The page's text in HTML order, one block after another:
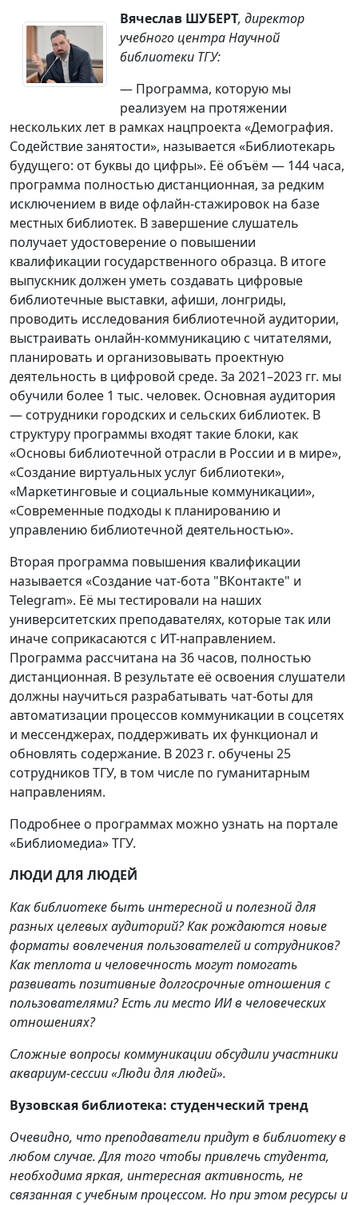
Вячеслав ШУБЕРТ, директор
учебного центра Научной
библиотеки ТГУ:
— Программа, которую мы
реализуем на протяжении
нескольких лет в рамках нацпроекта «Демография.
Содействие занятости», называется «Библиотекарь
будущего: от буквы до цифры». Её объём — 144 часа,
программа полностью дистанционная, за редким
исключением в виде офлайн-стажировок на базе
местных библиотек. В завершение слушатель
получает удостоверение о повышении
квалификации государственного образца. В итоге
выпускник должен уметь создавать цифровые
библиотечные выставки, афиши, лонгриды,
проводить исследования библиотечной аудитории,
выстраивать онлайн-коммуникацию с читателями,
планировать и организовывать проектную
деятельность в цифровой среде. За 2021–2023 гг. мы
обучили более 1 тыс. человек. Основная аудитория
— сотрудники городских и сельских библиотек. В
структуру программы входят такие блоки, как
«Основы библиотечной отрасли в России и в мире»,
«Создание виртуальных услуг библиотеки»,
«Маркетинговые и социальные коммуникации»,
«Современные подходы к планированию и
управлению библиотечной деятельностью».
Вторая программа повышения квалификации
называется «Создание чат-бота "ВКонтакте" и
Telegram». Её мы тестировали на наших
университетских преподавателях, которые так или
иначе соприкасаются с ИТ-направлением.
Программа рассчитана на 36 часов, полностью
дистанционная. В результате её освоения слушатели
должны научиться разрабатывать чат-боты для
автоматизации процессов коммуникации в соцсетях
и мессенджерах, поддерживать их функционал и
обновлять содержание. В 2023 г. обучены 25
сотрудников ТГУ, в том числе по гуманитарным
направлениям.
Подробнее о программах можно узнать на портале
«Библиомедиа» ТГУ.
ЛЮДИ ДЛЯ ЛЮДЕЙ
Как библиотеке быть интересной и полезной для
разных целевых аудиторий? Как рождаются новые
форматы вовлечения пользователей и сотрудников?
Как теплота и человечность могут помогать
развивать позитивные долгосрочные отношения с
пользователями? Есть ли место ИИ в человеческих
отношениях?
Сложные вопросы коммуникации обсудили участники
аквариум-сессии «Люди для людей».
Вузовская библиотека: студенческий тренд
Очевидно, что преподаватели придут в библиотеку в
любом случае. Для того чтобы привлечь студента,
необходима яркая, интересная активность, не
связанная с учебным процессом. Но при этом ресурсы и